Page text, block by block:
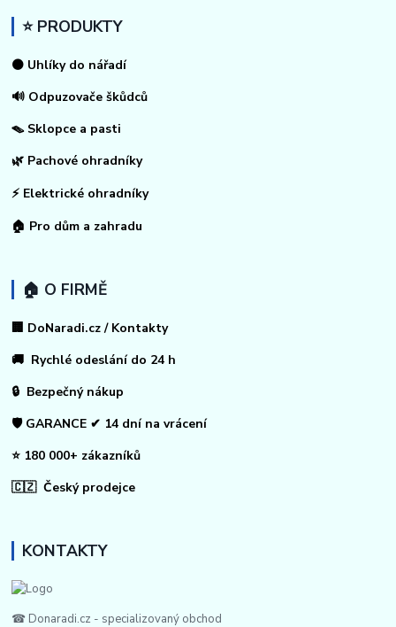
⭐ PRODUKTY
⚫ Uhlíky do nářadí
🔊 Odpuzovače škůdců
🪤 Sklopce a pasti
🌿 Pachové ohradníky
⚡ Elektrické ohradníky
🏠 Pro dům a zahradu
🏠 O FIRMĚ
🏢 DoNaradi.cz / Kontakty
🚚 Rychlé odeslání do 24 h
🔒 Bezpečný nákup
🛡️ GARANCE ✔ 14 dní na vrácení
⭐ 180 000+ zákazníků
🇨🇿 Český prodejce
KONTAKTY
☎ Donaradi.cz - specializovaný obchod